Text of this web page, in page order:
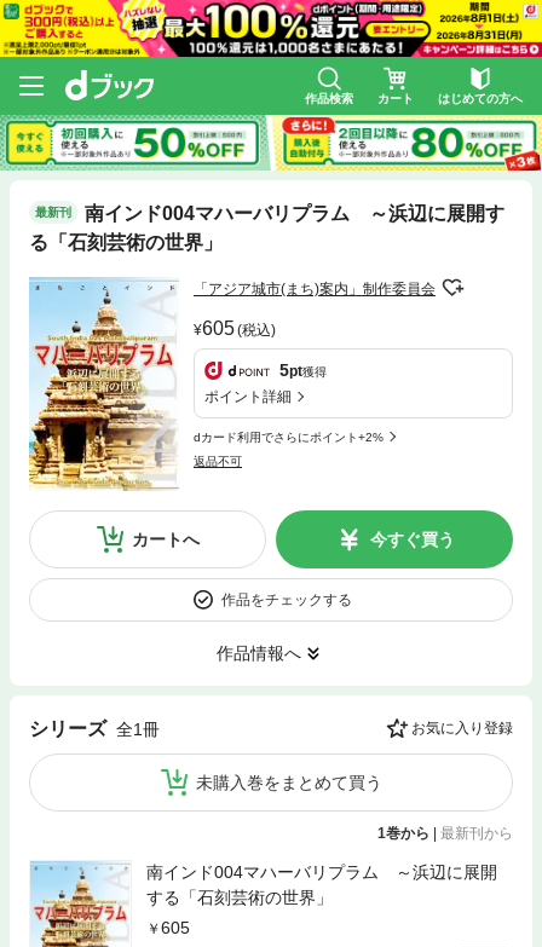
作品検索 カート はじめての方へ
最新刊
南インド004マハーバリプラム ～浜辺に展開す
る「石刻芸術の世界」
「アジア城市(まち)案内」制作委員会
605(税込)
5pt獲得
ポイント詳細
dカード利用でさらにポイント+2%
返品不可
カートへ 今すぐ買う
作品をチェックする
作品情報へ
シリーズ 全1冊 お気に入り登録
未購入巻をまとめて買う
1巻から | 最新刊から
南インド004マハーバリプラム ～浜辺に展開
する「石刻芸術の世界」
605